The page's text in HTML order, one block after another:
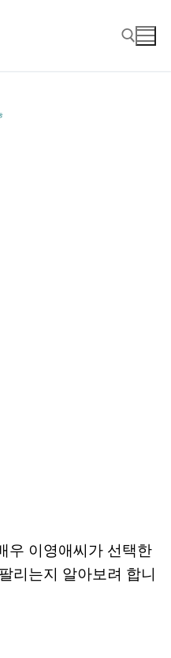
우 이영애씨가 선택한
리는지 알아보려 합니